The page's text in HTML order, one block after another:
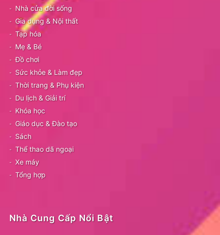
Nhà cửa đời sống
Gia dụng & Nội thất
Tạp hóa
Mẹ & Bé
Đồ chơi
Sức khỏe & Làm đẹp
Thời trang & Phụ kiện
Du lịch & Giải trí
Khóa học
Giáo dục & Đào tạo
Sách
Thể thao dã ngoại
Xe máy
Tổng hợp
Nhà Cung Cấp Nổi Bật